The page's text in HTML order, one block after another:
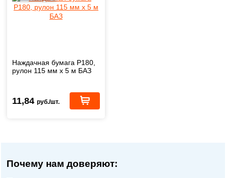
Наждачная бумага Р180,
рулон 115 мм х 5 м БАЗ
11,84 руб./шт.
Почему нам доверяют: